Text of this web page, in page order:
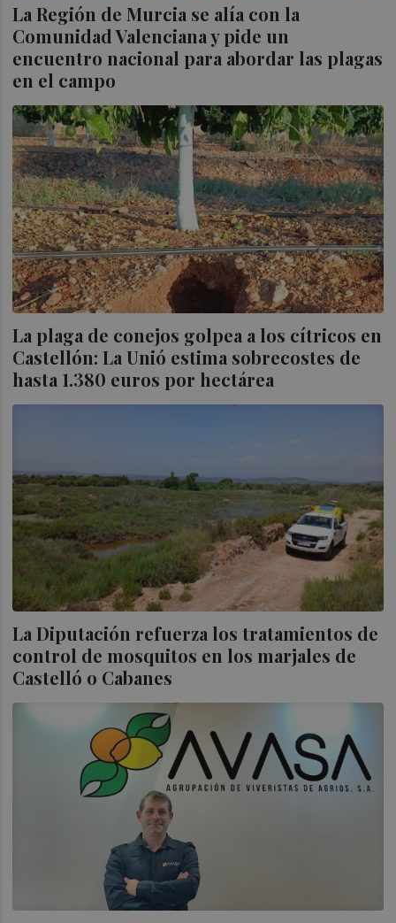
La Región de Murcia se alía con la
Comunidad Valenciana y pide un
encuentro nacional para abordar las plagas
en el campo
La plaga de conejos golpea a los cítricos en
Castellón: La Unió estima sobrecostes de
hasta 1.380 euros por hectárea
La Diputación refuerza los tratamientos de
control de mosquitos en los marjales de
Castelló o Cabanes